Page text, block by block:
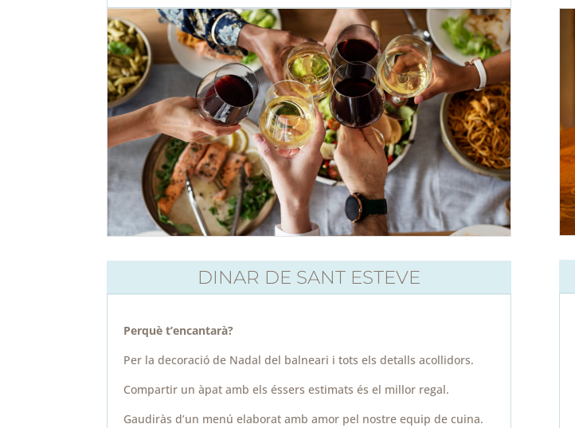
DINAR DE SANT ESTEVE
Perquè t’encantarà?
Per la decoració de Nadal del balneari i tots els detalls acollidors.
Compartir un àpat amb els éssers estimats és el millor regal.
Gaudiràs d’un menú elaborat amb amor pel nostre equip de cuina.